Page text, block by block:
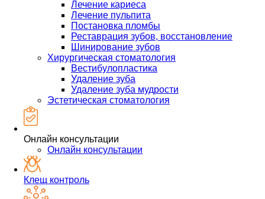
Лечение кариеса
Лечение пульпита
Постановка пломбы
Реставрация зубов, восстановление
Шинирование зубов
Хирургическая стоматология
Вестибулопластика
Удаление зуба
Удаление зуба мудрости
Эстетическая стоматология
Онлайн консультации
Онлайн консультации
Клещ контроль